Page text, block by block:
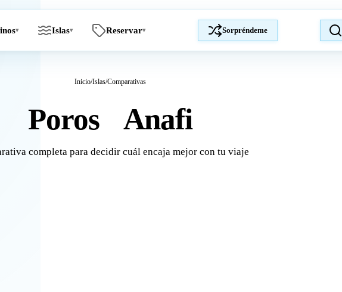
▾ Islas▾ Reservar▾ Sorpréndeme
Inicio/Islas/Comparativas
Poros Anafi
completa para decidir cuál encaja mejor con tu viaje